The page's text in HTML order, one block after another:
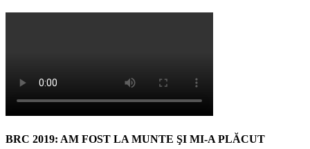
BRC 2019: AM FOST LA MUNTE ŞI MI-A PLĂCUT